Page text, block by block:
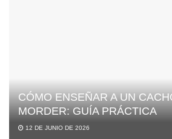
CÓMO ENSEÑAR A UN
MORDER: GUÍA PRÁCTICA
12 DE JUNIO DE 2026